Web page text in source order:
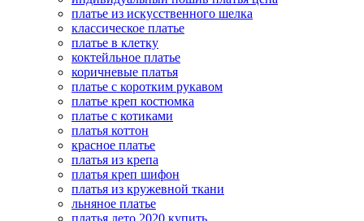
платье из искусственного шелка
классическое платье
платье в клетку
коктейльное платье
коричневые платья
платье с коротким рукавом
платье креп костюмка
платье с котиками
платья коттон
красное платье
платья из крепа
платья креп шифон
платья из кружевной ткани
льняное платье